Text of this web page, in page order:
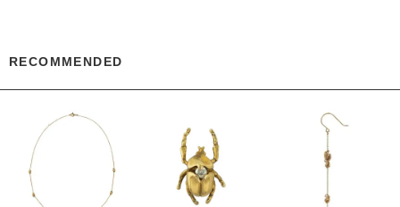
RECOMMENDED